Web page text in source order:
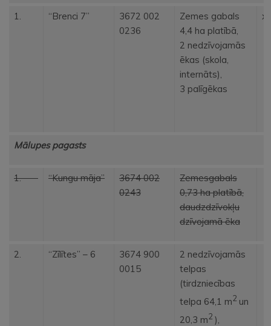
1. “Brenci 7”
3672 002
0236
Zemes gabals
4,4 ha platībā,
2 nedzīvojamās
ēkas (skola,
internāts),
3 palīgēkas
x
Mālupes pagasts
1. “Kungu māja”
3674 002
0243
Zemesgabals
0,73 ha platībā,
daudzdzīvokļu
dzīvojamā ēka
2. “Zīlītes” – 6
3674 900
0015
2 nedzīvojamās
telpas
(tirdzniecības
telpa 64,1 m2 un
20,3 m2 ),